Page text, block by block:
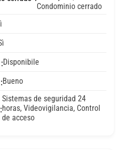
Condominio cerrado
Disponibile
Bueno
Sistemas de seguridad 24
horas, Videovigilancia, Control
de acceso